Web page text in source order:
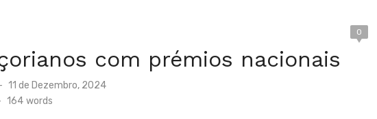
0
com prémios nacionais
Posted
on
11 de Dezembro, 2024
164 words